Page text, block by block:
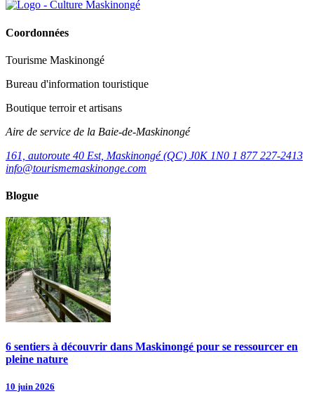
Coordonnées
Tourisme Maskinongé
Bureau d'information touristique
Boutique terroir et artisans
Aire de service de la Baie-de-Maskinongé
161, autoroute 40 Est, Maskinongé (QC) J0K 1N0 1 877 227-2413
info@tourismemaskinonge.com
Blogue
6 sentiers à découvrir dans Maskinongé pour se ressourcer en
pleine nature
10 juin 2026